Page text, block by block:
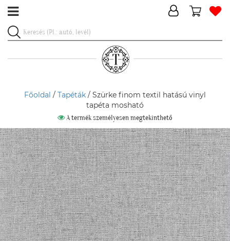
Főoldal / Tapéták / Szürke finom textil hatású vinyl
tapéta mosható
A termék személyesen megtekinthető